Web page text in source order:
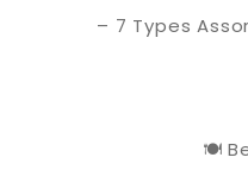
– 7 Types
🍽️